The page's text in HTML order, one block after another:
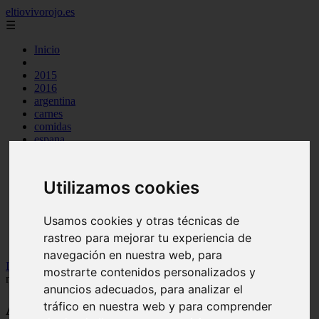
Utilizamos cookies
Usamos cookies y otras técnicas de
rastreo para mejorar tu experiencia de
navegación en nuestra web, para
mostrarte contenidos personalizados y
anuncios adecuados, para analizar el
tráfico en nuestra web y para comprender
eltiovivorojo.es
☰
Inicio
2015
2016
argentina
carnes
comidas
espana
postres
reposteria
venezuela
verduras
Inicio
recetas
Acompañamiento perfecto para pisto: descubre
nuestras ideas.
Acompañamiento perfecto para pisto: